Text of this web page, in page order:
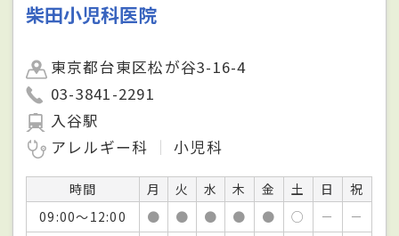
柴田小児科医院
東京都台東区松が谷3-16-4
03-3841-2291
入谷駅
アレルギー科
小児科
時間 月 火 水 木 金 土 日
祝
09:00～12:00
● ● ● ● ● ○ －
－